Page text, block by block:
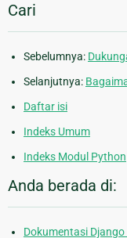
Cari
Sebelumnya:
Selanjutnya:
Daftar isi
Indeks Umum
Indeks Modul Python
Anda berada di:
Dokumentasi Django